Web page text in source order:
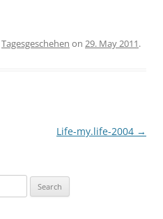
Tagesgeschehen on 29. May 2011.
Life-my.life-2004 →